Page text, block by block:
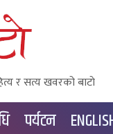
र सत्य खवरको बाटाे
पर्यटन